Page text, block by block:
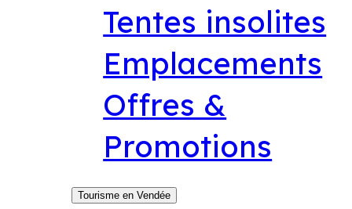
Tentes insolites
Emplacements
Offres &
Promotions
Tourisme en Vendée